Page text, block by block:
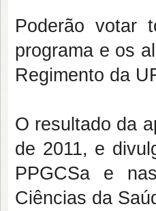
Poderão votar
programa e os
Regimento da
O resultado da
de 2011, e
PPGCSa e
Ciências da